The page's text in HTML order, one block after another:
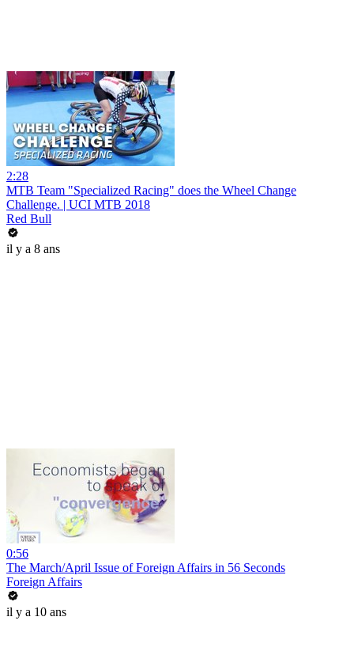
2:28
MTB Team "Specialized Racing" does the Wheel Change
Challenge. | UCI MTB 2018
Red Bull
il y a 8 ans
0:56
The March/April Issue of Foreign Affairs in 56 Seconds
Foreign Affairs
il y a 10 ans